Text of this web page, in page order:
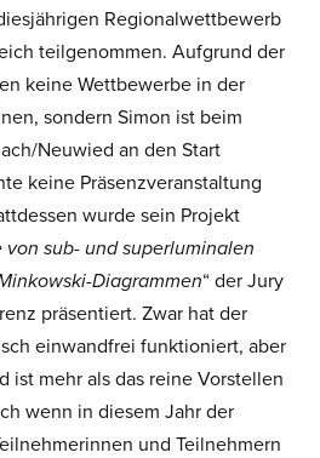
Regionalwettbewerb
teilgenommen. Aufgrund der
keine Wettbewerbe in der
sondern Simon ist beim
Neuwied an den Start
keine Präsenzveranstaltung
wurde sein Projekt
sub- und superluminalen
Diagrammen“ der Jury
präsentiert. Zwar hat der
einwandfrei funktioniert, aber
ist mehr als das reine Vorstellen
wenn in diesem Jahr der
und Teilnehmern